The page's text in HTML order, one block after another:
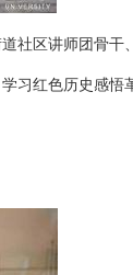
社区讲师团骨干
习红色历史感悟